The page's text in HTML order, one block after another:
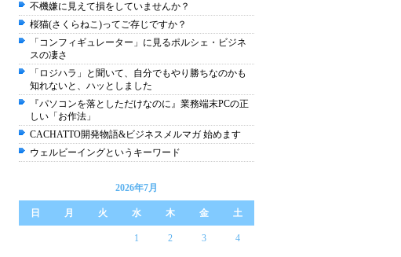
不機嫌に見えて損をしていませんか？
桜猫(さくらねこ)ってご存じですか？
「コンフィギュレーター」に見るポルシェ・ビジネ
スの凄さ
「ロジハラ」と聞いて、自分でもやり勝ちなのかも
知れないと、ハッとしました
『パソコンを落としただけなのに』業務端末PCの正
しい「お作法」
CACHATTO開発物語&ビジネスメルマガ 始めます
ウェルビーイングというキーワード
2026年7月
日 月 火 水 木 金 土
1 2 3 4